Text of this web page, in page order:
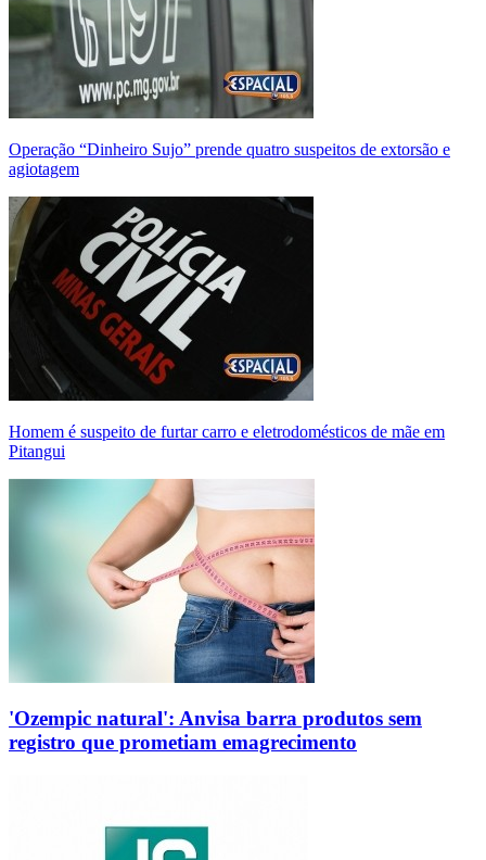
Operação “Dinheiro Sujo” prende quatro suspeitos de extorsão e
agiotagem
Homem é suspeito de furtar carro e eletrodomésticos de mãe em
Pitangui
'Ozempic natural': Anvisa barra produtos sem
registro que prometiam emagrecimento